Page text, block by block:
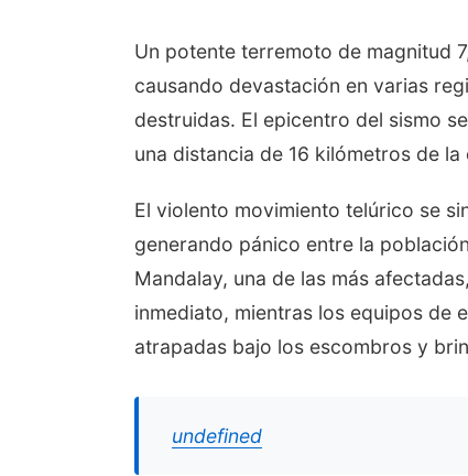
Un potente terremoto de magnitud
causando devastación en varias
destruidas. El epicentro del sismo
una distancia de 16 kilómetros de
El violento movimiento telúrico se
generando pánico entre la
Mandalay, una de las más
inmediato, mientras los equipos de
atrapadas bajo los escombros y
undefined